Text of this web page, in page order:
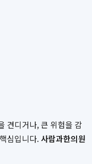
견디거나, 큰 위험을 감
심입니다. 사람과한의원